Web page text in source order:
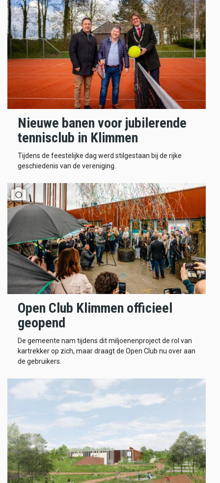
Nieuwe banen voor jubilerende
tennisclub in Klimmen
Tijdens de feestelijke dag werd stilgestaan bij de rijke
geschiedenis van de vereniging.
Open Club Klimmen officieel
geopend
De gemeente nam tijdens dit miljoenenproject de rol van
kartrekker op zich, maar draagt de Open Club nu over aan
de gebruikers.